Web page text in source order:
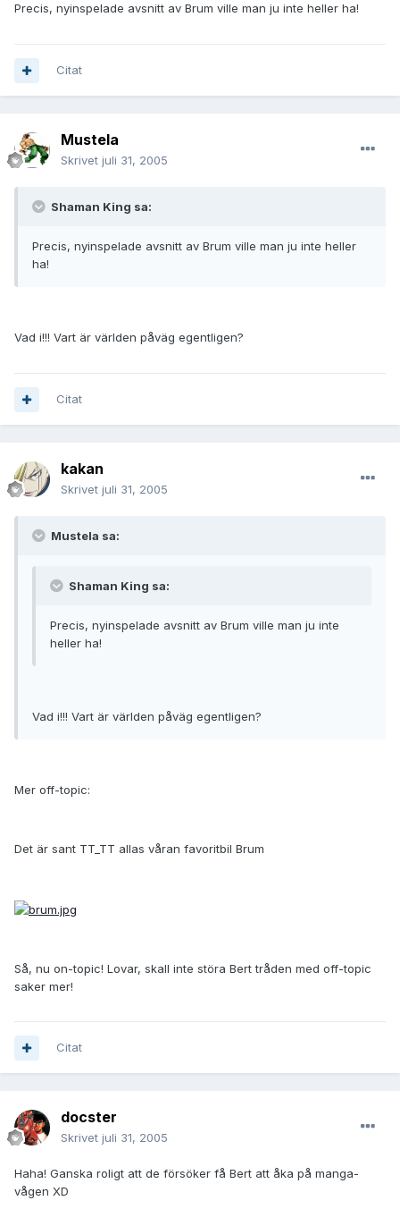
Precis, nyinspelade avsnitt av Brum ville man ju inte heller ha!
Citat
Mustela
Skrivet juli 31, 2005
Shaman King sa:
Precis, nyinspelade avsnitt av Brum ville man ju inte heller
ha!
Vad i!!! Vart är världen påväg egentligen?
Citat
kakan
Skrivet juli 31, 2005
Mustela sa:
Shaman King sa:
Precis, nyinspelade avsnitt av Brum ville man ju inte
heller ha!
Vad i!!! Vart är världen påväg egentligen?
Mer off-topic:
Det är sant TT_TT allas våran favoritbil Brum
Så, nu on-topic! Lovar, skall inte störa Bert tråden med off-topic
saker mer!
Citat
docster
Skrivet juli 31, 2005
Haha! Ganska roligt att de försöker få Bert att åka på manga-
vågen XD